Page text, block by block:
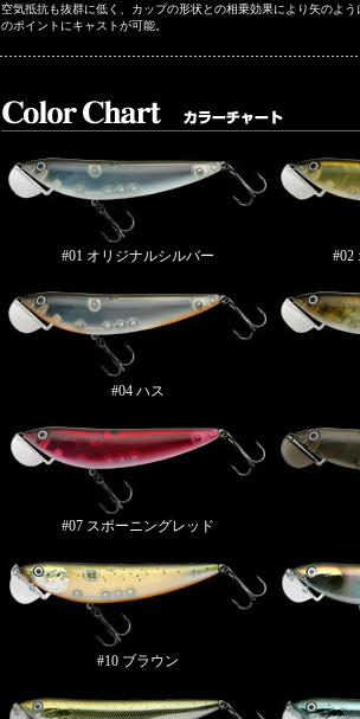
空気抵抗も抜群に低く、カップの形状との相乗効果により矢のよう
のポイントにキャストが可能。
#01 オリジナルシルバー #02
#04 ハス
#07 スポーニングレッド
#10 ブラウン